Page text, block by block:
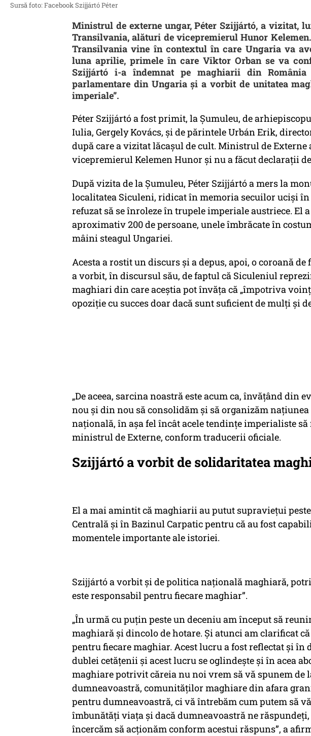
Sursă foto: Facebook Szijjártó Péter
Ministrul de externe ungar, Péter Szijjártó, a vizitat,
Transilvania, alături de vicepremierul Hunor
Transilvania vine în contextul în care Ungaria va
luna aprilie, primele în care Viktor Orban se va
Szijjártó i-a îndemnat pe maghiarii din
parlamentare din Ungaria și a vorbit de unitatea
imperiale”.
Péter Szijjártó a fost primit, la Şumuleu, de
Iulia, Gergely Kovács, şi de părintele Urbán Erik,
după care a vizitat lăcaşul de cult. Ministrul de
vicepremierul Kelemen Hunor şi nu a făcut declaraţii
După vizita de la Şumuleu, Péter Szijjártó a mers la
localitatea Siculeni, ridicat în memoria secuilor ucişi în
refuzat să se înroleze în trupele imperiale austriece. El
aproximativ 200 de persoane, unele îmbrăcate în
mâini steagul Ungariei.
Acesta a rostit un discurs şi a depus, apoi, o coroană
a vorbit, în discursul său, de faptul că Siculeniul
maghiari din care aceştia pot învăţa că „împotriva
opoziţie cu succes doar dacă sunt suficient de mulţi şi
„De aceea, sarcina noastră este acum ca, învăţând din
nou şi din nou să consolidăm şi să organizăm
naţională, în aşa fel încât acele tendinţe imperialiste să
ministrul de Externe, conform traducerii oficiale.
Szijjártó a vorbit de solidaritatea
El a mai amintit că maghiarii au putut supravieţui
Centrală şi în Bazinul Carpatic pentru că au fost
momentele importante ale istoriei.
Szijjártó a vorbit şi de politica naţională maghiară,
este responsabil pentru fiecare maghiar”.
„În urmă cu puţin peste un deceniu am început să
maghiară şi dincolo de hotare. Şi atunci am clarificat
pentru fiecare maghiar. Acest lucru a fost reflectat şi
dublei cetăţenii şi acest lucru se oglindeşte şi în acea
maghiare potrivit căreia nu noi vrem să vă spunem de
dumneavoastră, comunităţilor maghiare din afara
pentru dumneavoastră, ci vă întrebăm cum putem să
îmbunătăţi viaţa şi dacă dumneavoastră ne
încercăm să acţionăm conform acestui răspuns”, a